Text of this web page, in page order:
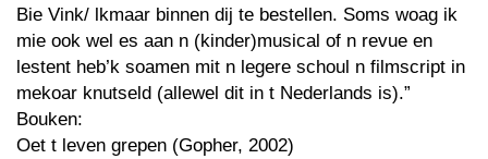
Bie Vink/ lkmaar binnen dij te bestellen. Soms woag ik
mie ook wel es aan n (kinder)musical of n revue en
lestent heb’k soamen mit n legere schoul n filmscript in
mekoar knutseld (allewel dit in t Nederlands is).”
Bouken:
Oet t leven grepen (Gopher, 2002)